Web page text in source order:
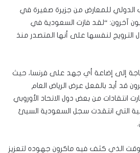
الدولي للمعارض من جزيرة صغيرة في
آخرون: “لقد فازت السعودية في
الترويج لنفسها على أنها المتصدر منذ
إلى إضاعة أي جهد على فرنسا، حيث
قد أيد بالفعل عرض الرياض العام
انتقادات من بعض دول الاتحاد الأوروبي
التي انتقدت سجل السعودية السيئ
الذي كثف فيه ماكرون جهوده لتعزيز